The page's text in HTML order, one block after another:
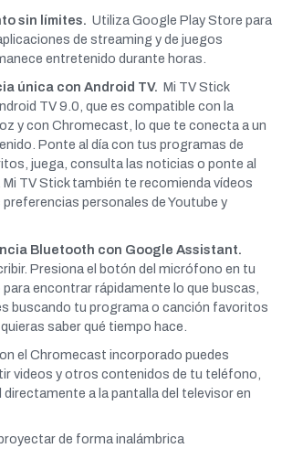
sin límites. Utiliza Google Play Store para
de streaming y de juegos
entretenido durante horas.
única con Android TV. Mi TV Stick
TV 9.0, que es compatible con la
y con Chromecast, lo que te conecta a un
Ponte al día con tus programas de
juega, consulta las noticias o ponte al
Mi TV Stick también te recomienda vídeos
personales de Youtube y
Bluetooth con Google Assistant.
Presiona el botón del micrófono en tu
encontrar rápidamente lo que buscas,
buscando tu programa o canción favoritos
saber qué tiempo hace.
el Chromecast incorporado puedes
videos y otros contenidos de tu teléfono,
a la pantalla del televisor en
de forma inalámbrica